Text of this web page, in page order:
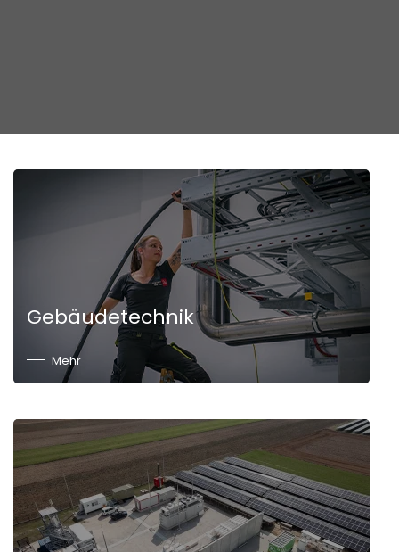
Gebäudetechnik
Mehr